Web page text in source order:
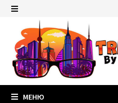
Перейти
содержимому
МЕНЮ